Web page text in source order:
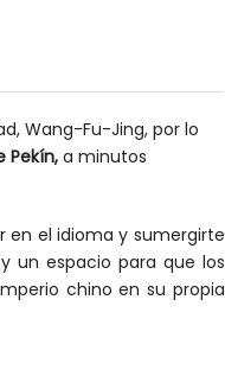
Wang-Fu-Jing, por lo
Pekín, a minutos
en el idioma y sumergirte
un espacio para que los
chino en su propia